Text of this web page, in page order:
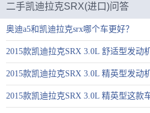
二手凯迪拉克SRX(进口)问答
奥迪a5和凯迪拉克srx哪个车更好？
2015款凯迪拉克SRX 3.0L 舒适型发动
2015款凯迪拉克SRX 3.0L 精英型发动
2015款凯迪拉克SRX 3.0L 精英型这款